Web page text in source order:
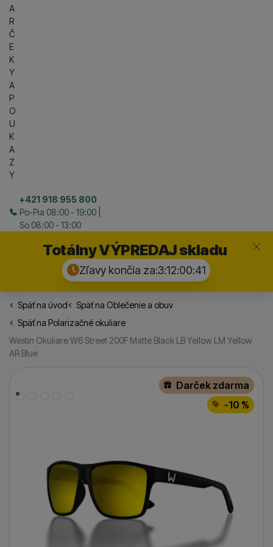
A
R
Č
E
K
Y
A
P
O
U
K
A
Z
Y
+421 918 955 800
Po-Pia 08:00 - 19:00 |
So 08:00 - 13:00
Totálny VÝPREDAJ skladu
Zľavy končia za:3:12:00:40
Zavrieť
Späť na úvodRybarske.sk
Späť na Oblečenie a obuv
Späť na Polarizačné okuliare
Westin Okuliare W6 Street 200F Matte Black LB Yellow LM Yellow
AR Blue
Darček zdarma
-10 %